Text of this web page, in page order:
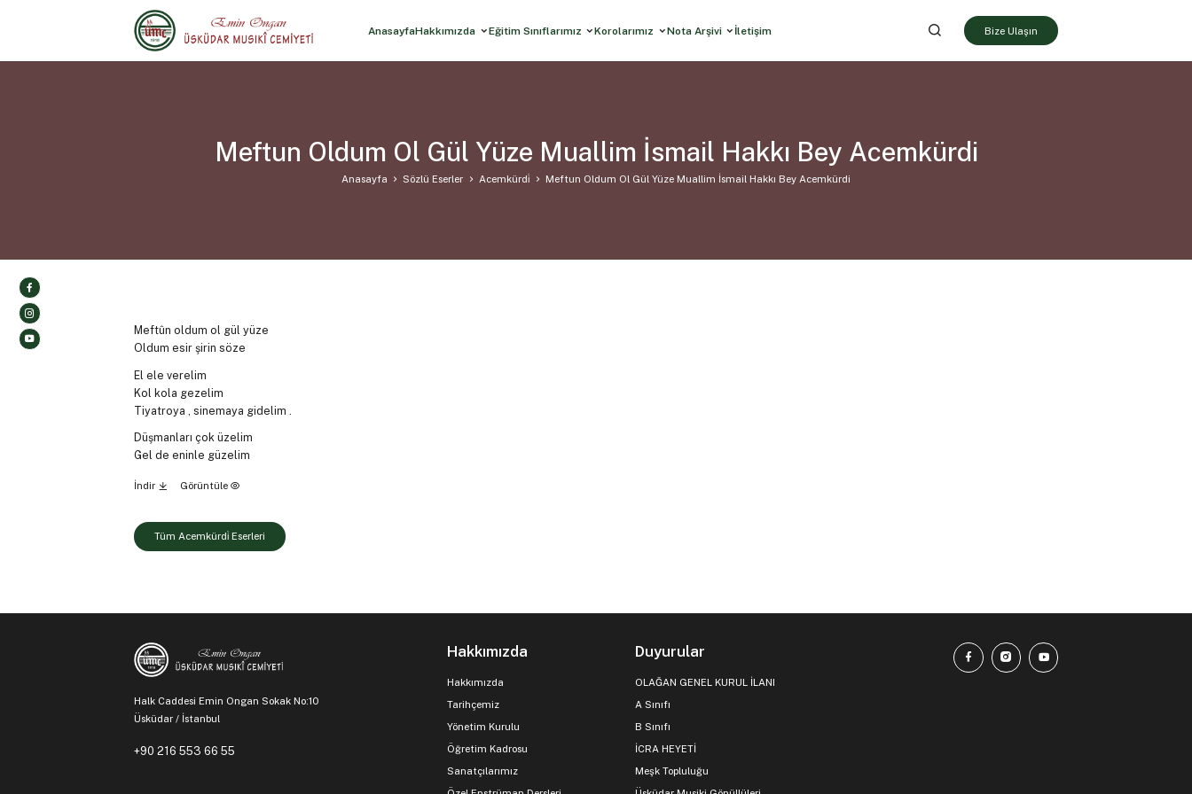
AnasayfaHakkımızda Eğitim Sınıflarımız Korolarımız Nota Arşivi İletişim Bize Ulaşın
Meftun Oldum Ol Gül Yüze Muallim İsmail Hakkı Bey Acemkürdi
Anasayfa Sözlü Eserler Acemkürdi̇ Meftun Oldum Ol Gül Yüze Muallim İsmail Hakkı Bey Acemkürdi
Meftûn oldum ol gül yüze
Oldum esir şirin söze
El ele verelim
Kol kola gezelim
Tiyatroya , sinemaya gidelim .
Düşmanları çok üzelim
Gel de eninle güzelim
İndir Görüntüle
Tüm Acemkürdi̇ Eserleri
Halk Caddesi Emin Ongan Sokak No:10
Üsküdar / İstanbul
+90 216 553 66 55
Hakkımızda
Hakkımızda
Tarihçemiz
Yönetim Kurulu
Öğretim Kadrosu
Sanatçılarımız
Duyurular
OLAĞAN GENEL KURUL İLANI
A Sınıfı
B Sınıfı
İCRA HEYETİ
Meşk Topluluğu